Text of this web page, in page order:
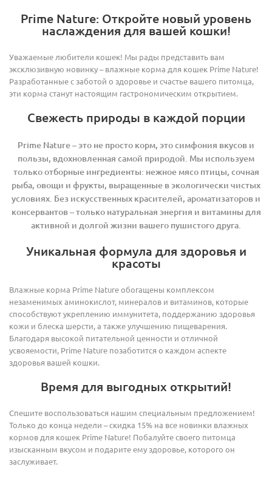
Prime Nature: Откройте новый уровень
наслаждения для вашей кошки!
Уважаемые любители кошек! Мы рады представить вам
эксклюзивную новинку – влажные корма для кошек Prime Nature!
Разработанные с заботой о здоровье и счастье вашего питомца,
эти корма станут настоящим гастрономическим открытием.
Свежесть природы в каждой порции
Prime Nature – это не просто корм, это симфония вкусов и
пользы, вдохновленная самой природой. Мы используем
только отборные ингредиенты: нежное мясо птицы, сочная
рыба, овощи и фрукты, выращенные в экологически чистых
условиях. Без искусственных красителей, ароматизаторов и
консервантов – только натуральная энергия и витамины для
активной и долгой жизни вашего пушистого друга.
Уникальная формула для здоровья и
красоты
Влажные корма Prime Nature обогащены комплексом
незаменимых аминокислот, минералов и витаминов, которые
способствуют укреплению иммунитета, поддержанию здоровья
кожи и блеска шерсти, а также улучшению пищеварения.
Благодаря высокой питательной ценности и отличной
усвояемости, Prime Nature позаботится о каждом аспекте
здоровья вашей кошки.
Время для выгодных открытий!
Спешите воспользоваться нашим специальным предложением!
Только до конца недели – скидка 15% на все новинки влажных
кормов для кошек Prime Nature! Побалуйте своего питомца
изысканным вкусом и подарите ему здоровье, которого он
заслуживает.